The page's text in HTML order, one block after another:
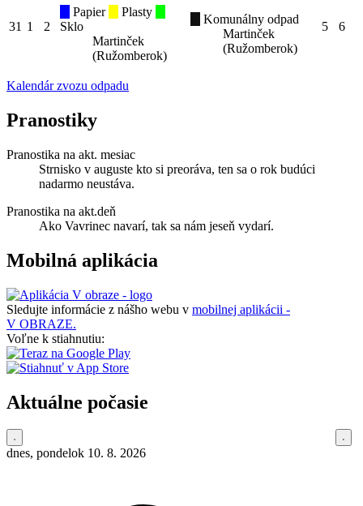
31 1 2
Papier
Plasty
Sklo
Martinček
(Ružomberok)
Komunálny odpad
Martinček
(Ružomberok)
5 6
Kalendár zvozu odpadu
Pranostiky
Pranostika na akt. mesiac
Strnisko v auguste kto si preoráva, ten sa o rok budúci
nadarmo neustáva.
Pranostika na akt.deň
Ako Vavrinec navarí, tak sa nám jeseň vydarí.
Mobilná aplikácia
Sledujte informácie z nášho webu v mobilnej aplikácii -
V OBRAZE.
Voľne k stiahnutiu:
Aktuálne počasie
dnes, pondelok 10. 8. 2026